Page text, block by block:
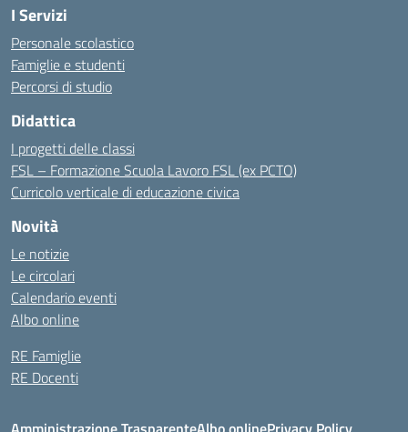
I Servizi
Personale scolastico
Famiglie e studenti
Percorsi di studio
Didattica
I progetti delle classi
FSL – Formazione Scuola Lavoro FSL (ex PCTO)
Curricolo verticale di educazione civica
Novità
Le notizie
Le circolari
Calendario eventi
Albo online
RE Famiglie
RE Docenti